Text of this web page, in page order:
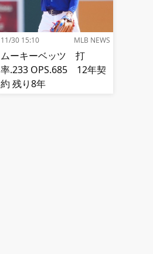
11/30 15:10 MLB NEWS
ムーキーベッツ 打
率.233 OPS.685 12年契
約 残り8年